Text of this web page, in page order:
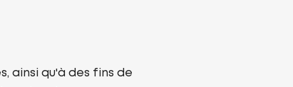
ainsi qu'à des fins de